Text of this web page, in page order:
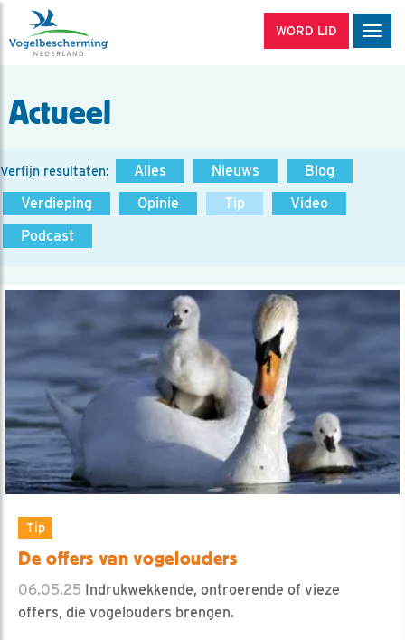
WORD LID
Actueel
Verfijn resultaten: Alles Nieuws
Blog
Verdieping
Opinie Tip
Video
Podcast
Tip
De offers van vogelouders
06.05.25 Indrukwekkende, ontroerende of vieze
offers, die vogelouders brengen.